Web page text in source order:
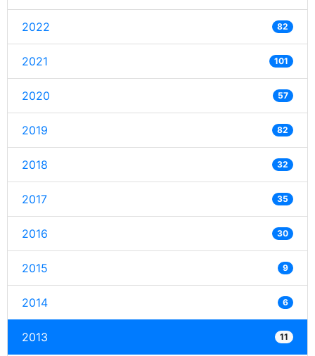
2022 82
2021 101
2020 57
2019 82
2018 32
2017 35
2016 30
2015 9
2014 6
2013 11